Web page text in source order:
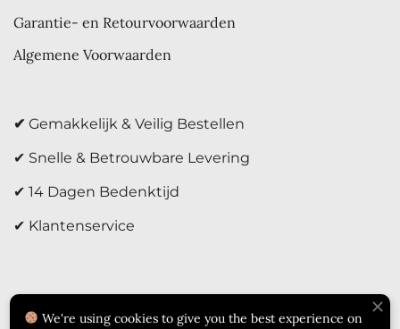
Garantie- en Retourvoorwaarden
Algemene Voorwaarden
✔ Gemakkelijk & Veilig Bestellen
✔ Snelle & Betrouwbare Levering
✔ 14 Dagen Bedenktijd
✔ Klantenservice
We're using cookies to give you the best experience on